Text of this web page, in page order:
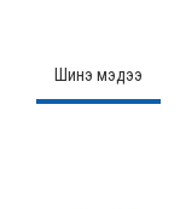
Шинэ мэдээ